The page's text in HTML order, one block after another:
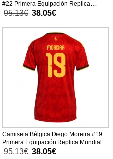
#22 Primera Equipación Replica
Mundial 2026 para mujer mangas
95.13€ 38.05€
Camiseta Bélgica Diego Moreira #19
Primera Equipación Replica Mundial
2026 para mujer mangas cortas
95.13€ 38.05€